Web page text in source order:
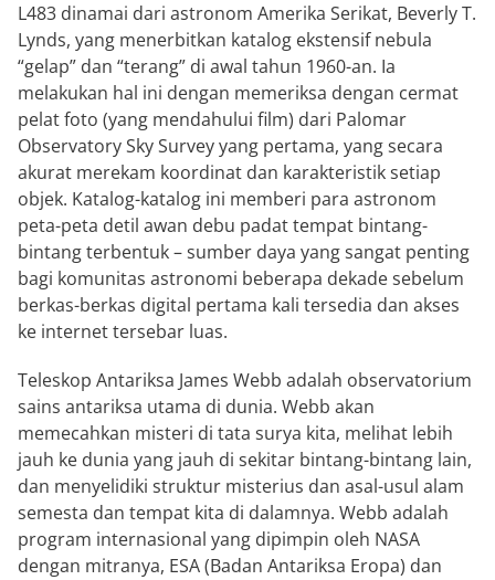
L483 dinamai dari astronom Amerika Serikat, Beverly T.
Lynds, yang menerbitkan katalog ekstensif nebula
“gelap” dan “terang” di awal tahun 1960-an. Ia
melakukan hal ini dengan memeriksa dengan cermat
pelat foto (yang mendahului film) dari Palomar
Observatory Sky Survey yang pertama, yang secara
akurat merekam koordinat dan karakteristik setiap
objek. Katalog-katalog ini memberi para astronom
peta-peta detil awan debu padat tempat bintang-
bintang terbentuk – sumber daya yang sangat penting
bagi komunitas astronomi beberapa dekade sebelum
berkas-berkas digital pertama kali tersedia dan akses
ke internet tersebar luas.
Teleskop Antariksa James Webb adalah observatorium
sains antariksa utama di dunia. Webb akan
memecahkan misteri di tata surya kita, melihat lebih
jauh ke dunia yang jauh di sekitar bintang-bintang lain,
dan menyelidiki struktur misterius dan asal-usul alam
semesta dan tempat kita di dalamnya. Webb adalah
program internasional yang dipimpin oleh NASA
dengan mitranya, ESA (Badan Antariksa Eropa) dan